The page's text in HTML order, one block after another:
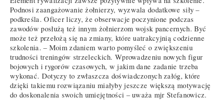
Podnosi zaangażowanie żołnierzy, wyzwala dodatkowe siły –
podkreśla. Oficer liczy, że obserwacje poczynione podczas
zawodów posłużą też innym żołnierzom wojsk pancernych. Być
może też przełożą się na zmiany, które uatrakcyjnią codzienne
szkolenia. – Moim zdaniem warto pomyśleć o zwiększeniu
trudności treningów strzeleckich. Wprowadzeniu nowych figur
bojowych i rygorów czasowych, w jakim dane zadanie trzeba
wykonać. Dotyczy to zwłaszcza doświadczonych załóg, które
dzięki takiemu rozwiązaniu miałyby jeszcze większą motywację
do doskonalenia swoich umiejętności – uważa mjr Stefanowicz.